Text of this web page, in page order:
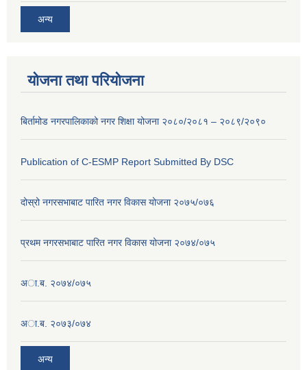
अन्य
योजना तथा परियोजना
बिर्तामोड नगरपालिकाको नगर शिक्षा योजना २०८०/२०८१ – २०८९/२०९०
Publication of C-ESMP Report Submitted By DSC
दोस्रो नगरसभाबाट पारित नगर विकास योजना २०७५/०७६
प्रथम नगरसभाबाट पारित नगर विकास योजना २०७४/०७५
अा.ब. २०७४/०७५
अा.ब. २०७३/०७४
अन्य